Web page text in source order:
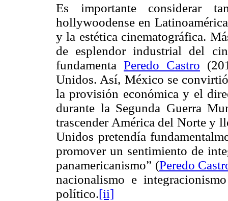
Es importante considerar
hollywoodense en
y la estética cinematográfica.
de esplendor industrial del
fundamenta Peredo Castro
Unidos. Así, México se
la provisión económica y el
durante la Segunda Guerra
trascender América del Norte y
Unidos pretendía
promover un sentimiento de
panamericanismo” (Peredo
nacionalismo e
político.[ii]